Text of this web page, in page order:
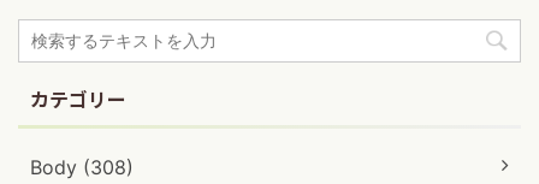
カテゴリー
Body (308)